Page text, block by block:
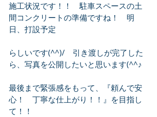
施工状況です！！　駐車スペースの土
間コンクリートの準備ですね！　明
日、打設予定
らしいです(^^)/　引き渡しが完了した
ら、写真を公開したいと思います(^^♪
最後まで緊張感をもって、『頼んで安
心！　丁寧な仕上がり！！』を目指し
て！！